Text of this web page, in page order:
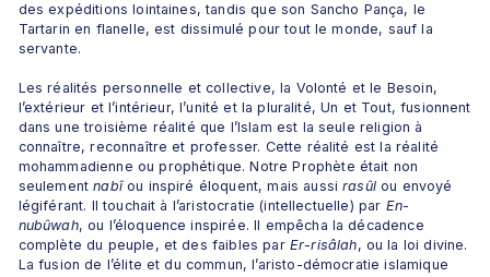
des expéditions lointaines, tandis que son Sancho Pança, le
Tartarin en flanelle, est dissimulé pour tout le monde, sauf la
servante.
Les réalités personnelle et collective, la Volonté et le Besoin,
l’extérieur et l’intérieur, l’unité et la pluralité, Un et Tout, fusionnent
dans une troisième réalité que l’Islam est la seule religion à
connaître, reconnaître et professer. Cette réalité est la réalité
mohammadienne ou prophétique. Notre Prophète était non
seulement nabî ou inspiré éloquent, mais aussi rasûl ou envoyé
légiférant. Il touchait à l’aristocratie (intellectuelle) par En-
nubûwah, ou l’éloquence inspirée. Il empêcha la décadence
complète du peuple, et des faibles par Er-risâlah, ou la loi divine.
La fusion de l’élite et du commun, l’aristo-démocratie islamique